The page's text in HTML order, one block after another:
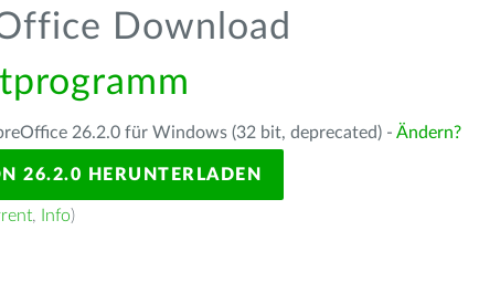
Download
26.2.0 für Windows (32 bit, deprecated) - Ändern?
26.2.0 HERUNTERLADEN
, Info)